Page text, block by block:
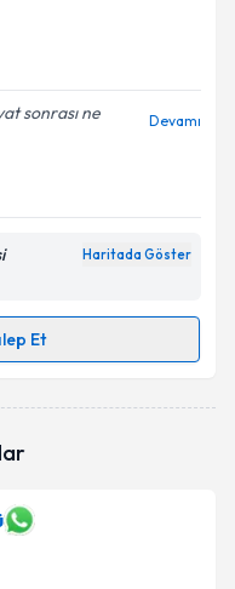
sonrası ne
Devamı
Haritada Göster
Et
almanız için bir